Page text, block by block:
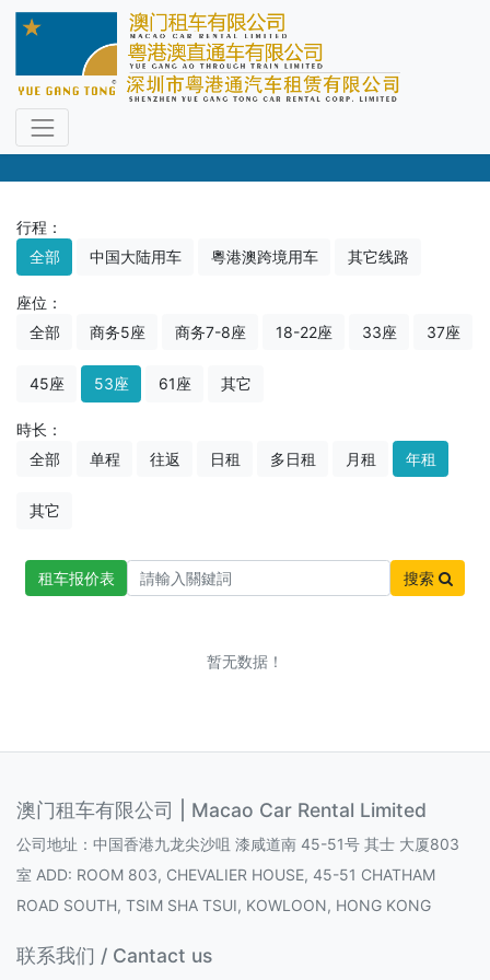
车型选择
尊享专职司机，直通过关免下车
行程：
全部
中国大陆用车 粵港澳跨境用车 其它线路
座位：
全部
商务5座 商务7-8座 18-22座 33座 37座
45座 53座 61座 其它
時长：
全部
单程 往返 日租 多日租 月租 年租
其它
租车报价表 搜索
暂无数据！
澳门租车有限公司 | Macao Car Rental Limited
公司地址：中国香港九龙尖沙咀 漆咸道南 45-51号 其士 大厦803
室 ADD: ROOM 803, CHEVALIER HOUSE, 45-51 CHATHAM
ROAD SOUTH, TSIM SHA TSUI, KOWLOON, HONG KONG
联系我们 / Cantact us